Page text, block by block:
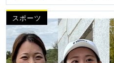
スポーツ